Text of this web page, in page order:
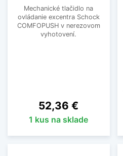
Mechanické tlačidlo na
ovládanie excentra Schock
COMFOPUSH v nerezovom
vyhotovení.
Cena
52,36 €
1 kus na sklade